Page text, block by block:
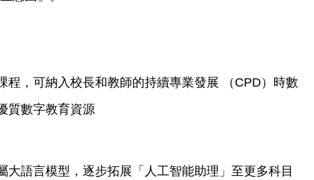
程，可納入校長和教師的持續專業發展 （CPD）時數
質數字教育資源
大語言模型，逐步拓展「人工智能助理」至更多科目